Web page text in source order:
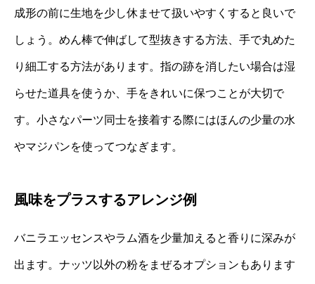
成形の前に生地を少し休ませて扱いやすくすると良いで
しょう。めん棒で伸ばして型抜きする方法、手で丸めた
り細工する方法があります。指の跡を消したい場合は湿
らせた道具を使うか、手をきれいに保つことが大切で
す。小さなパーツ同士を接着する際にはほんの少量の水
やマジパンを使ってつなぎます。
風味をプラスするアレンジ例
バニラエッセンスやラム酒を少量加えると香りに深みが
出ます。ナッツ以外の粉をまぜるオプションもあります